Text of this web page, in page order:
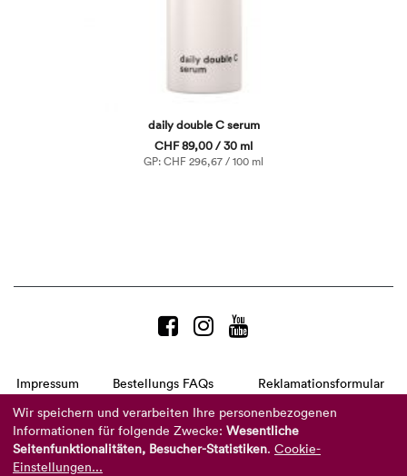
daily double C serum
CHF 89,00 / 30 ml
GP: CHF 296,67 / 100 ml
Impressum Bestellungs FAQs
Reklamationsformular
AGB
Datenschutzerklärung
Barrierefreiheitserklärung
Telefon:+49 8104 8873-310
(Mo-Do: 9-16 Uhr und Fr: 9-14 Uhr)
Wir speichern und verarbeiten Ihre personenbezogenen
Informationen für folgende Zwecke: Wesentliche
Seitenfunktionalitäten, Besucher-Statistiken. Cookie-
Einstellungen...